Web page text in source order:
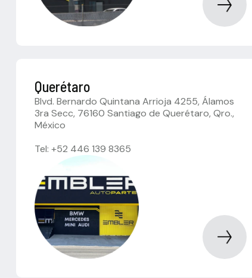
Querétaro
Blvd. Bernardo Quintana Arrioja 4255, Álamos
3ra Secc, 76160 Santiago de Querétaro, Qro.,
México
Tel: +52 446 139 8365